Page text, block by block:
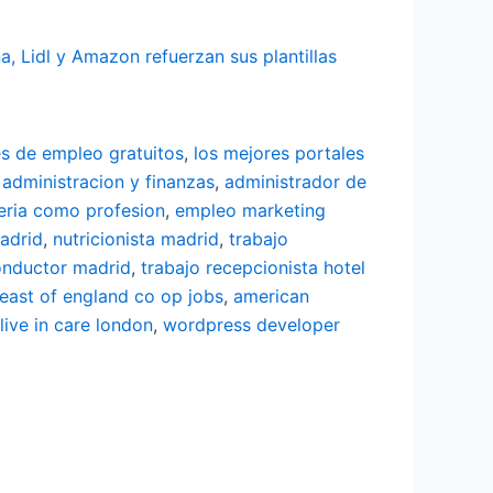
Lidl y Amazon refuerzan sus plantillas
de empleo gratuitos, los mejores portales
y finanzas, administrador de
como profesion, empleo marketing
, nutricionista madrid, trabajo
madrid, trabajo recepcionista hotel
east of england co op jobs, american
live in care london, wordpress developer